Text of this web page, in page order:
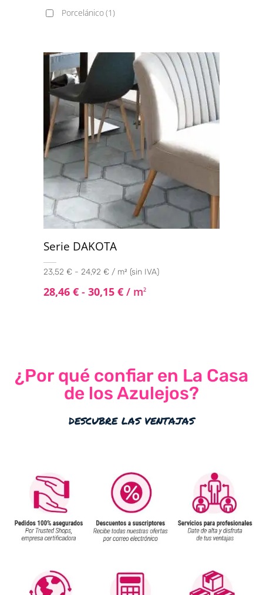
Porcelánico(1)
Serie DAKOTA
23,52 € - 24,92 € / m² (sin IVA)
28,46 € - 30,15 € / m2
¿Por qué confiar en La Casa
de los Azulejos?
descubre las ventajas